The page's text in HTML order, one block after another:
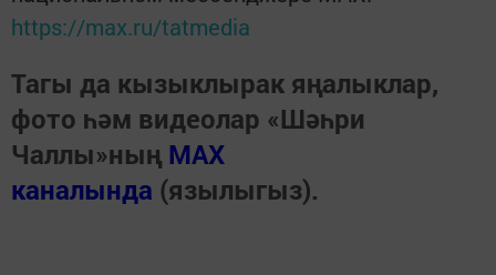
https://max.ru/tatmedia
Тагы да кызыклырак яңалыклар,
фото һәм видеолар «Шәһри
Чаллы»ның MAX
каналында (язылыгыз).